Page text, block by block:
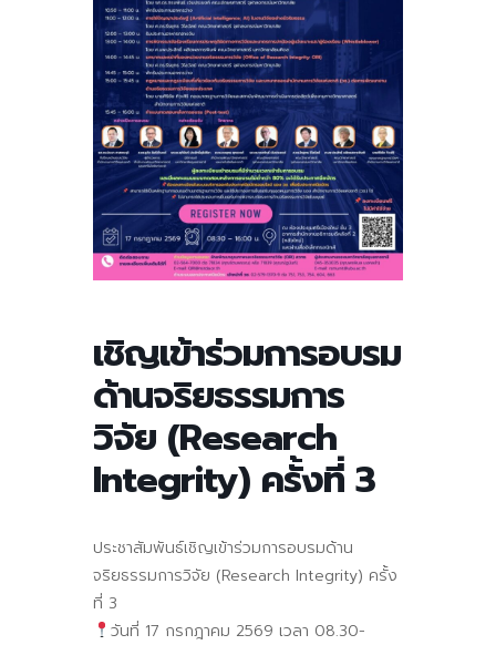
เชิญเข้าร่วมการอบรม
ด้านจริยธรรมการ
วิจัย (Research
Integrity) ครั้งที่ 3
ประชาสัมพันธ์เชิญเข้าร่วมการอบรมด้าน
จริยธรรมการวิจัย (Research Integrity) ครั้ง
ที่ 3
วันที่ 17 กรกฎาคม 2569 เวลา 08.30-